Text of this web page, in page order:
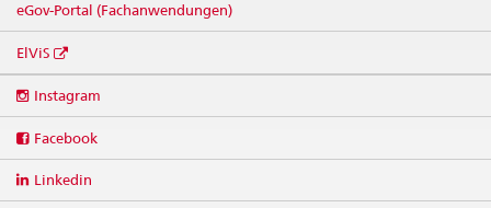
eGov-Portal (Fachanwendungen)
ElViS
media
Instagram
Facebook
Linkedin